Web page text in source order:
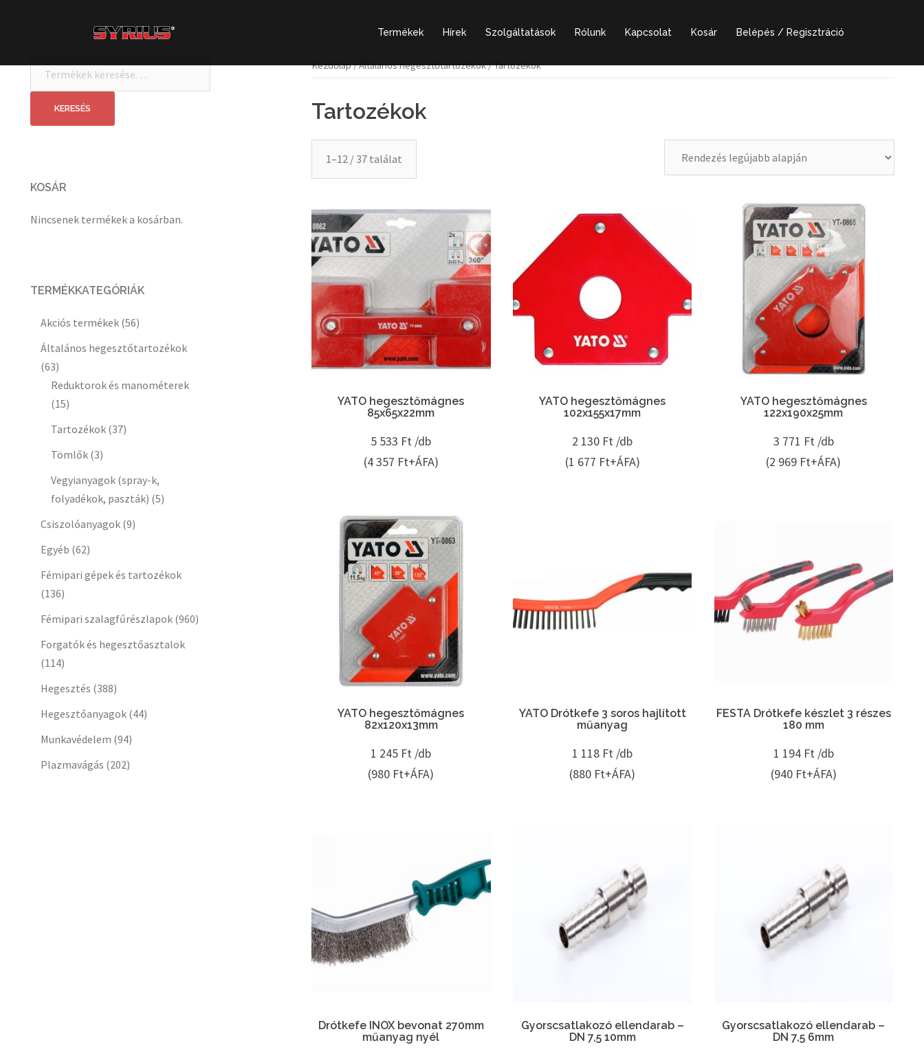
Termékek Hírek Szolgáltatások Rólunk Kapcsolat Kosár Belépés / Regisztráció
Kezdőlap/Általános hegesztőtartozékok/ Tartozékok
Tartozékok
1–12 / 37 találat
YATO hegesztőmágnes
85x65x22mm
5 533 Ft /db
(4 357 Ft+ÁFA)
YATO hegesztőmágnes
102x155x17mm
2 130 Ft /db
(1 677 Ft+ÁFA)
YATO hegesztőmágnes
122x190x25mm
3 771 Ft /db
(2 969 Ft+ÁFA)
YATO hegesztőmágnes
82x120x13mm
1 245 Ft /db
(980 Ft+ÁFA)
YATO Drótkefe 3 soros hajlított
műanyag
1 118 Ft /db
(880 Ft+ÁFA)
FESTA Drótkefe készlet 3 részes
180 mm
1 194 Ft /db
(940 Ft+ÁFA)
Drótkefe INOX bevonat 270mm
műanyag nyél
Gyorscsatlakozó ellendarab –
DN 7,5 10mm
Gyorscsatlakozó ellendarab –
DN 7,5 6mm
Keresés
következőre:
KERESÉS
KOSÁR
Nincsenek termékek a kosárban.
TERMÉKKATEGÓRIÁK
Akciós termékek (56)
Általános hegesztőtartozékok
(63)
Reduktorok és manométerek
(15)
Tartozékok (37)
Tömlők (3)
Vegyianyagok (spray-k,
folyadékok, paszták) (5)
Csiszolóanyagok (9)
Egyéb (62)
Fémipari gépek és tartozékok
(136)
Fémipari szalagfűrészlapok (960)
Forgatók és hegesztőasztalok
(114)
Hegesztés (388)
Hegesztőanyagok (44)
Munkavédelem (94)
Plazmavágás (202)